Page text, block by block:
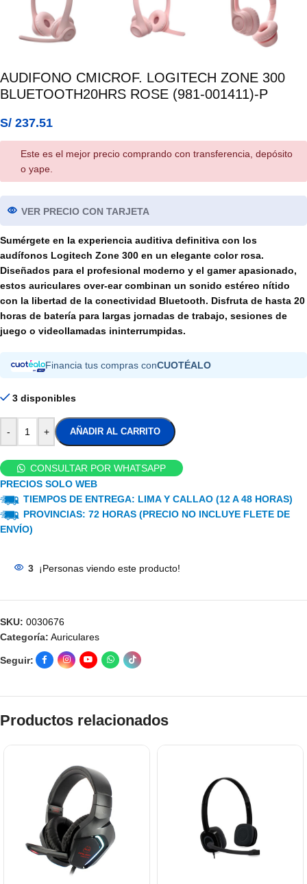
AUDIFONO CMICROF. LOGITECH ZONE 300
BLUETOOTH20HRS ROSE (981-001411)-P
S/ 237.51
Este es el mejor precio comprando con transferencia, depósito
o yape.
VER PRECIO CON TARJETA
Sumérgete en la experiencia auditiva definitiva con los
audífonos Logitech Zone 300 en un elegante color rosa.
Diseñados para el profesional moderno y el gamer apasionado,
estos auriculares over-ear combinan un sonido estéreo nítido
con la libertad de la conectividad Bluetooth. Disfruta de hasta 20
horas de batería para largas jornadas de trabajo, sesiones de
juego o videollamadas ininterrumpidas.
Financia tus compras conCUOTÉALO
3 disponibles
- + AÑADIR AL CARRITO
CONSULTAR POR WHATSAPP
PRECIOS SOLO WEB
TIEMPOS DE ENTREGA: LIMA Y CALLAO (12 A 48 HORAS)
PROVINCIAS: 72 HORAS (PRECIO NO INCLUYE FLETE DE
ENVÍO)
3 ¡Personas viendo este producto!
SKU: 0030676
Categoría: Auriculares
Seguir:
Productos relacionados